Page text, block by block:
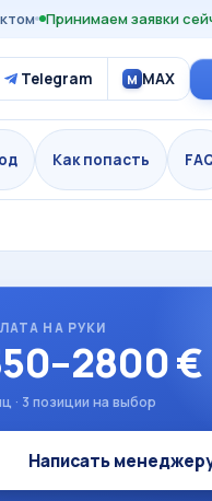
Принимаем заявки сейчас
Telegram M MAX
Как попасть
НА РУКИ
€
· 3 позиции на выбор
Написать